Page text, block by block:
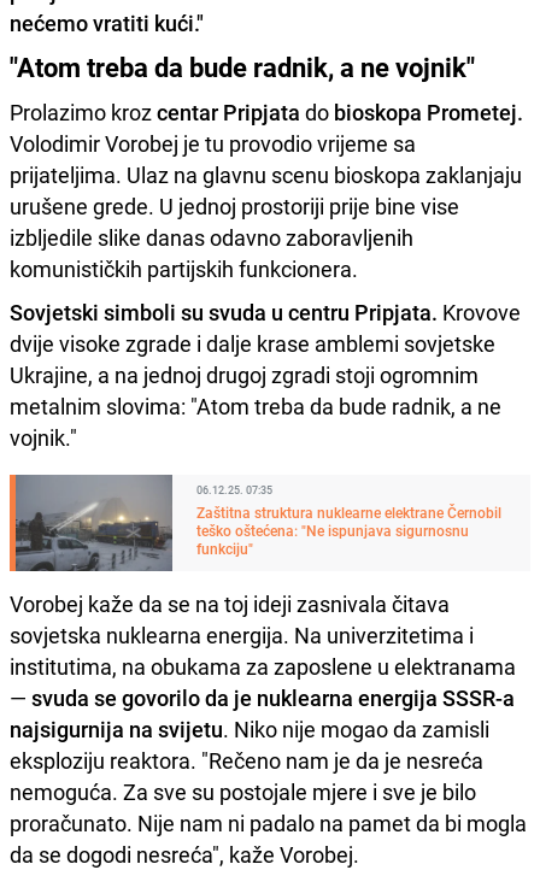
nećemo vratiti kući."
"Atom treba da bude radnik, a ne vojnik"
Prolazimo krozcentar Pripjata do bioskopa Prometej.
Volodimir Vorobej je tu provodio vrijeme sa
prijateljima. Ulaz na glavnu scenu bioskopa zaklanjaju
urušene grede. U jednoj prostoriji prije bine vise
izbljedile slike danas odavno zaboravljenih
komunističkih partijskih funkcionera.
Sovjetski simboli su svuda u centru Pripjata. Krovove
dvije visoke zgrade i dalje krase amblemi sovjetske
Ukrajine, a na jednoj drugoj zgradi stoji ogromnim
metalnim slovima: "Atom treba da bude radnik, a ne
vojnik."
06.12.25. 07:35
Zaštitna struktura nuklearne elektrane Černobil
teško oštećena: "Ne ispunjava sigurnosnu
funkciju"
Vorobej kaže da se na toj ideji zasnivala čitava
sovjetska nuklearna energija. Na univerzitetima i
institutima, na obukama za zaposlene u elektranama
— svuda se govorilo da je nuklearna energija SSSR-a
najsigurnija na svijetu. Niko nije mogao da zamisli
eksploziju reaktora. "Rečeno nam je da je nesreća
nemoguća. Za sve su postojale mjere i sve je bilo
proračunato. Nije nam ni padalo na pamet da bi mogla
da se dogodi nesreća", kaže Vorobej.